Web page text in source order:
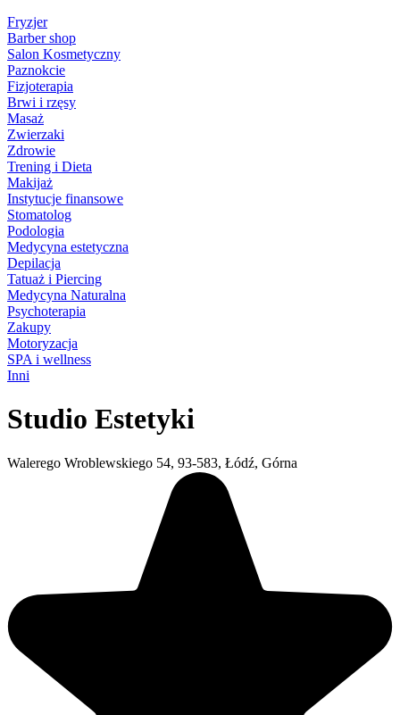
Fryzjer
Barber shop
Salon Kosmetyczny
Paznokcie
Fizjoterapia
Brwi i rzęsy
Masaż
Zwierzaki
Zdrowie
Trening i Dieta
Makijaż
Instytucje finansowe
Stomatolog
Podologia
Medycyna estetyczna
Depilacja
Tatuaż i Piercing
Medycyna Naturalna
Psychoterapia
Zakupy
Motoryzacja
SPA i wellness
Inni
Studio Estetyki
Walerego Wroblewskiego 54, 93-583, Łódź, Górna